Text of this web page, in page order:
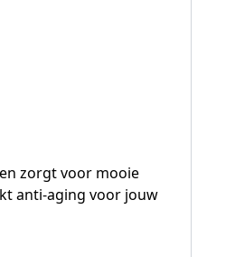
zorgt voor mooie
anti-aging voor jouw